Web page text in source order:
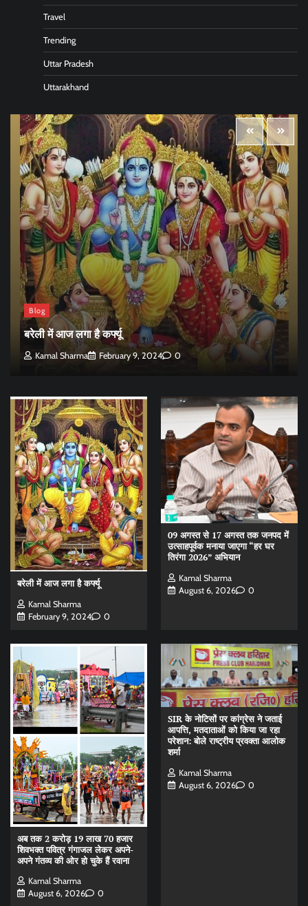
Travel
Trending
Uttar Pradesh
Uttarakhand
Blog
बरेली में आज लगा है कर्फ्यू
Kamal Sharma February 9, 2024 0
बरेली में आज लगा है कर्फ्यू
Kamal Sharma
February 9, 2024
0
09 अगस्त से 17 अगस्त तक जनपद में
उत्साहपूर्वक मनाया जाएगा “हर घर
तिरंगा 2026” अभियान
Kamal Sharma
August 6, 2026
0
अब तक 2 करोड़ 19 लाख 70 हजार
शिवभक्त पवित्र गंगाजल लेकर अपने-
अपने गंतव्य की ओर हो चुके हैं रवाना
Kamal Sharma
August 6, 2026
0
SIR के नोटिसों पर कांग्रेस ने जताई
आपत्ति, मतदाताओं को किया जा रहा
परेशान: बोले राष्ट्रीय प्रवक्ता आलोक
शर्मा
Kamal Sharma
August 6, 2026
0